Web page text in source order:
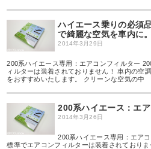
ハイエース乗りの必須
で綺麗な空気を車内に。
2014年3月29日
200系ハイエース専用：エアコンフィルター
ィルターは装着されておりません！ 車内の空
をおすすめいたします。 クリーンな空気の中
200系ハイエース：エ
2014年3月26日
200系ハイエース専用：エア
標準でエアコンフィルターは装着されており